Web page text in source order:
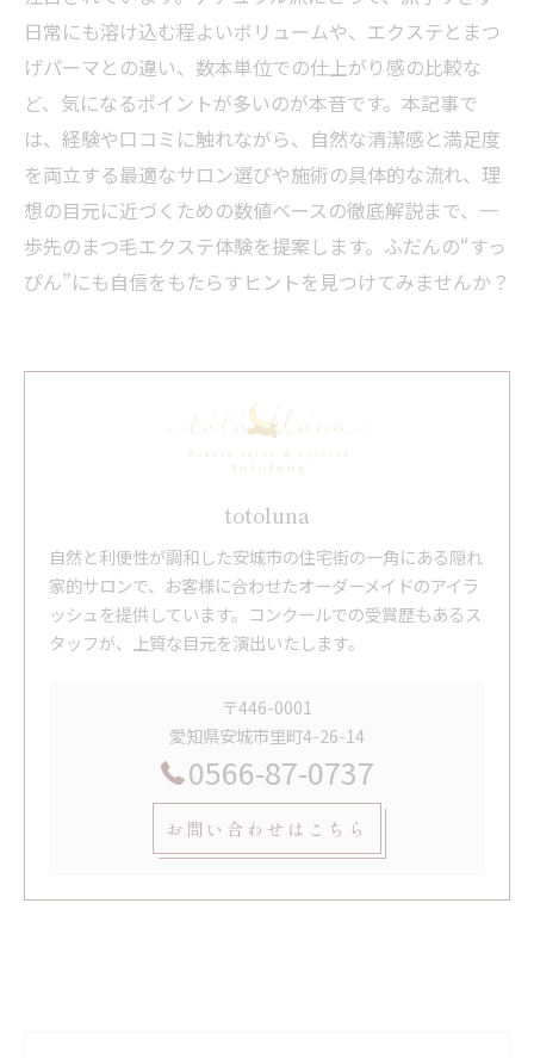
日常にも溶け込む程よいボリュームや、エクステとまつ
げパーマとの違い、数本単位での仕上がり感の比較な
ど、気になるポイントが多いのが本音です。本記事で
は、経験や口コミに触れながら、自然な清潔感と満足度
を両立する最適なサロン選びや施術の具体的な流れ、理
想の目元に近づくための数値ベースの徹底解説まで、一
歩先のまつ毛エクステ体験を提案します。ふだんの“すっ
ぴん”にも自信をもたらすヒントを見つけてみませんか？
totoluna
自然と利便性が調和した安城市の住宅街の一角にある隠れ
家的サロンで、お客様に合わせたオーダーメイドのアイラ
ッシュを提供しています。コンクールでの受賞歴もあるス
タッフが、上質な目元を演出いたします。
〒446-0001
愛知県安城市里町4-26-14
0566-87-0737
お問い合わせはこちら